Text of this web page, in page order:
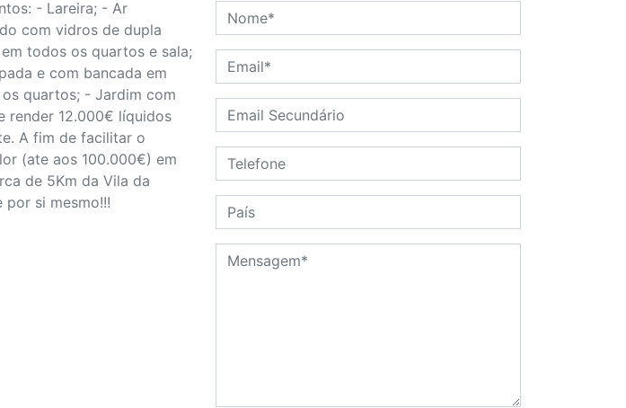
- Lareira; - Ar
com vidros de dupla
todos os quartos e sala;
e com bancada em
quartos; - Jardim com
render 12.000€ líquidos
A fim de facilitar o
(ate aos 100.000€) em
de 5Km da Vila da
por si mesmo!!!